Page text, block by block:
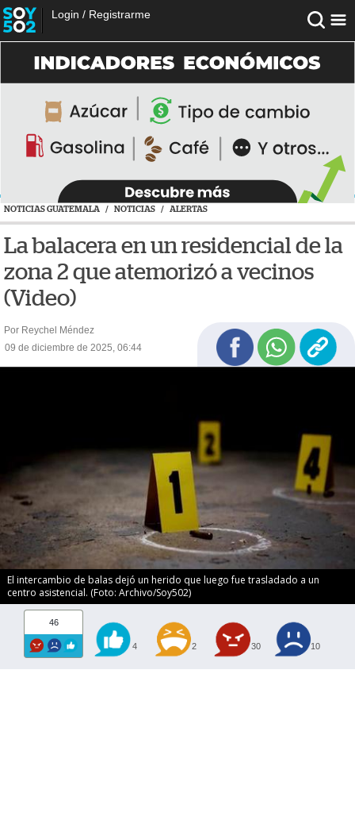
Login / Registrarme
NOTICIAS GUATEMALA / NOTICIAS / ALERTAS
La balacera en un residencial de la
zona 2 que atemorizó a vecinos
(Video)
Por Reychel Méndez
09 de diciembre de 2025, 06:44
El intercambio de balas dejó un herido que luego fue trasladado a un
centro asistencial. (Foto: Archivo/Soy502)
46
4 2 30 10